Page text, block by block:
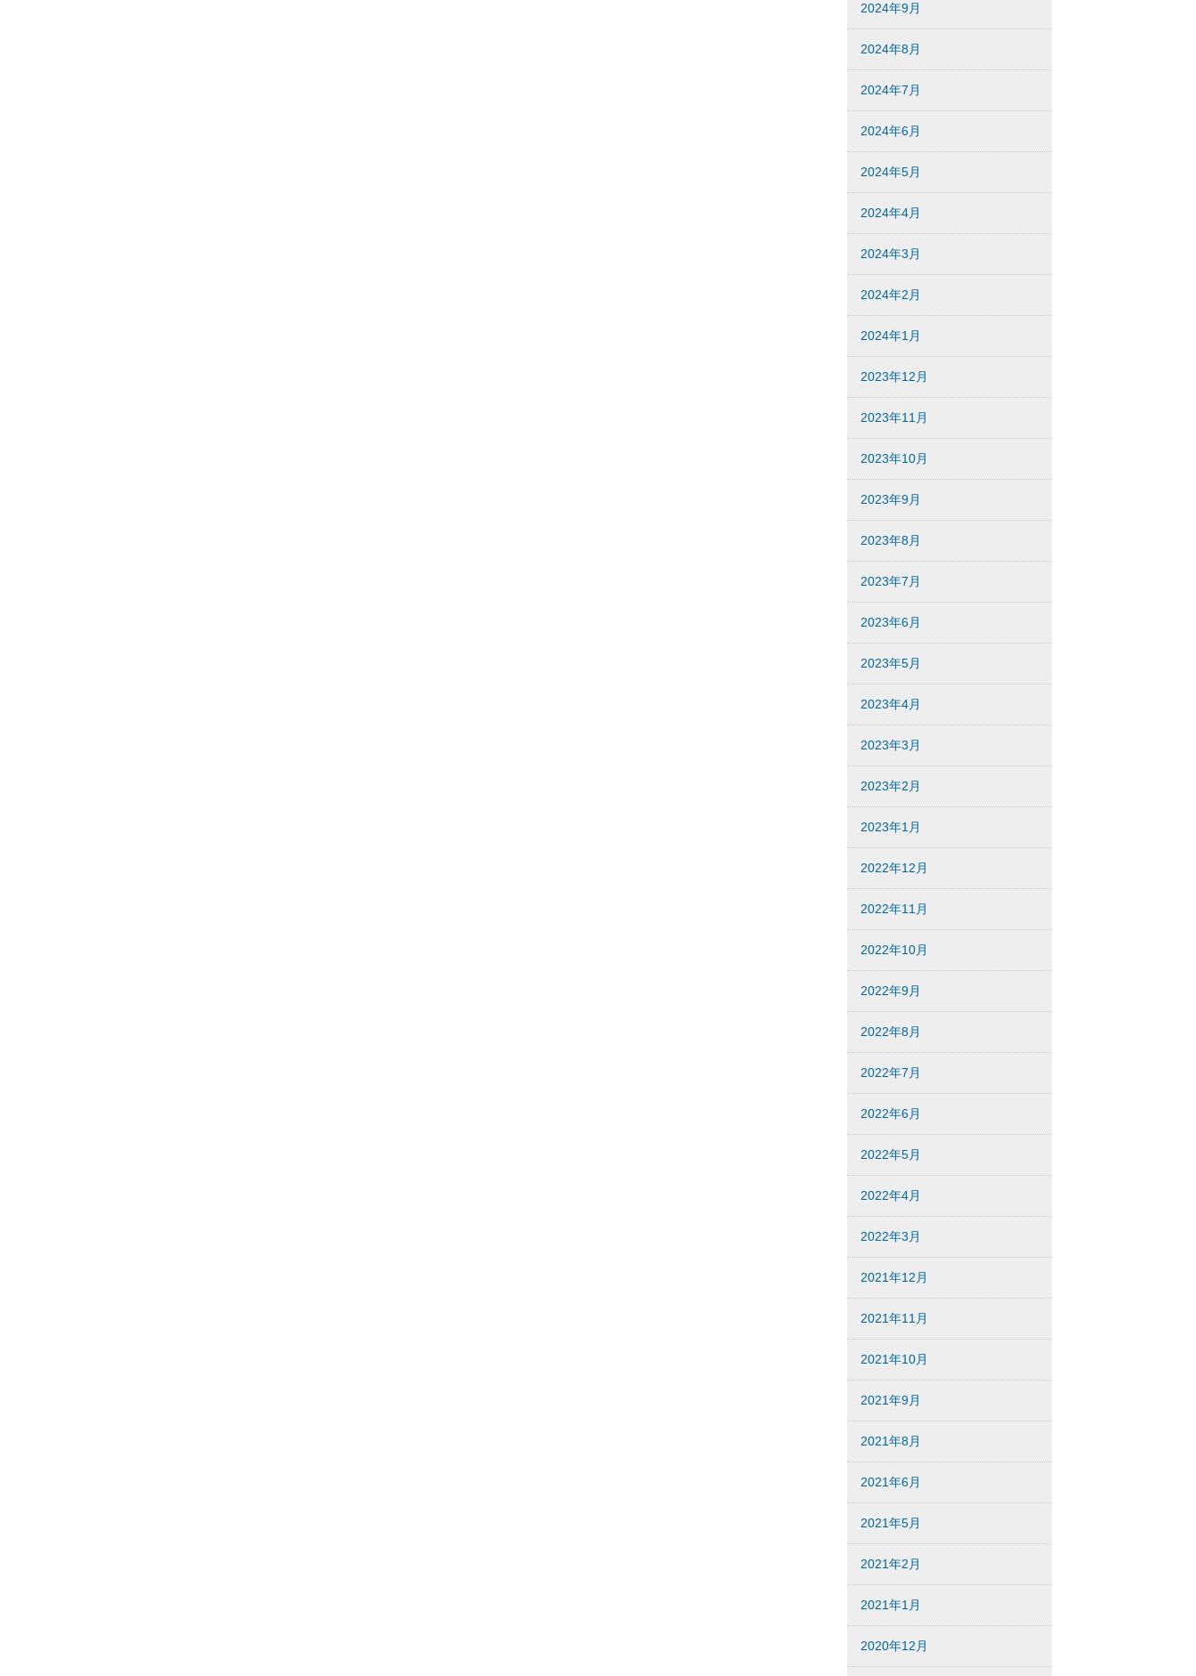
2024年9月
2024年8月
2024年7月
2024年6月
2024年5月
2024年4月
2024年3月
2024年2月
2024年1月
2023年12月
2023年11月
2023年10月
2023年9月
2023年8月
2023年7月
2023年6月
2023年5月
2023年4月
2023年3月
2023年2月
2023年1月
2022年12月
2022年11月
2022年10月
2022年9月
2022年8月
2022年7月
2022年6月
2022年5月
2022年4月
2022年3月
2021年12月
2021年11月
2021年10月
2021年9月
2021年8月
2021年6月
2021年5月
2021年2月
2021年1月
2020年12月